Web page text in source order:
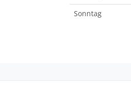
Sonntag